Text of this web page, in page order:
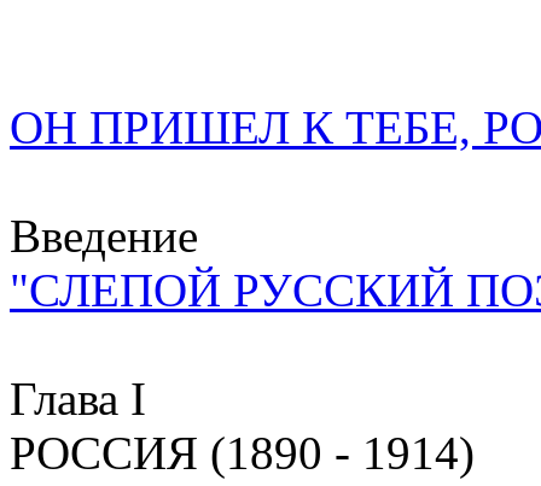
ОН ПРИШЕЛ К ТЕБЕ,
Введение
"СЛЕПОЙ РУССКИЙ
Глава I
РОССИЯ (1890 - 1914)